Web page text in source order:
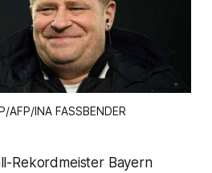
INA FASSBENDER
Rekordmeister Bayern